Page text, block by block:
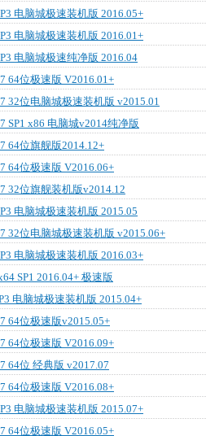
电脑城极速装机版 2016.05+
电脑城极速装机版 2016.01+
电脑城极速纯净版 2016.04
64位极速版 V2016.01+
32位电脑城极速装机版 v2015.01
SP1 x86 电脑城v2014纯净版
64位旗舰版2014.12+
64位极速版 V2016.06+
32位旗舰装机版v2014.12
电脑城极速装机版 2015.05
32位电脑城极速装机版 v2015.06+
电脑城极速装机版 2016.03+
SP1 2016.04+ 极速版
电脑城极速装机版 2015.04+
64位极速版v2015.05+
64位极速版 V2016.09+
64位 经典版 v2017.07
64位极速版 V2016.08+
电脑城极速装机版 2015.07+
64位极速版 V2016.05+